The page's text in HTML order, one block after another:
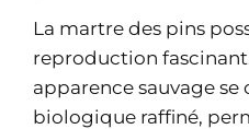
La martre des pins
reproduction
apparence sauvage se
biologique raffiné,